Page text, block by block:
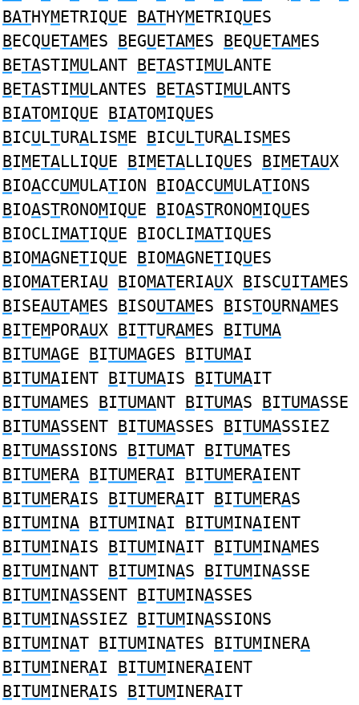
BATHYMETRIQUE BATHYMETRIQUES
BECQUETAMES BEGUETAMES BEQUETAMES
BETASTIMULANT BETASTIMULANTE
BETASTIMULANTES BETASTIMULANTS
BIATOMIQUE BIATOMIQUES
BICULTURALISME BICULTURALISMES
BIMETALLIQUE BIMETALLIQUES BIMETAUX
BIOACCUMULATION BIOACCUMULATIONS
BIOASTRONOMIQUE BIOASTRONOMIQUES
BIOCLIMATIQUE BIOCLIMATIQUES
BIOMAGNETIQUE BIOMAGNETIQUES
BIOMATERIAU BIOMATERIAUX BISCUITAMES
BISEAUTAMES BISOUTAMES BISTOURNAMES
BITEMPORAUX BITTURAMES BITUMA
BITUMAGE BITUMAGES BITUMAI
BITUMAIENT BITUMAIS BITUMAIT
BITUMAMES BITUMANT BITUMAS BITUMASSE
BITUMASSENT BITUMASSES BITUMASSIEZ
BITUMASSIONS BITUMAT BITUMATES
BITUMERA BITUMERAI BITUMERAIENT
BITUMERAIS BITUMERAIT BITUMERAS
BITUMINA BITUMINAI BITUMINAIENT
BITUMINAIS BITUMINAIT BITUMINAMES
BITUMINANT BITUMINAS BITUMINASSE
BITUMINASSENT BITUMINASSES
BITUMINASSIEZ BITUMINASSIONS
BITUMINAT BITUMINATES BITUMINERA
BITUMINERAI BITUMINERAIENT
BITUMINERAIS BITUMINERAIT